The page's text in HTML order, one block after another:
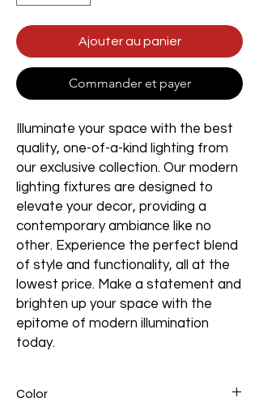
Ajouter au panier
Commander et payer
Illuminate your space with the best
quality, one-of-a-kind lighting from
our exclusive collection. Our modern
lighting fixtures are designed to
elevate your decor, providing a
contemporary ambiance like no
other. Experience the perfect blend
of style and functionality, all at the
lowest price. Make a statement and
brighten up your space with the
epitome of modern illumination
today.
Color